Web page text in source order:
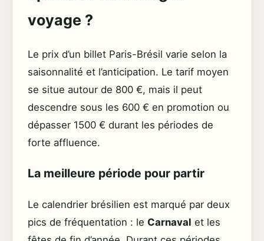
voyage ?
Le prix d’un billet Paris-Brésil varie selon la
saisonnalité et l’anticipation. Le tarif moyen
se situe autour de 800 €, mais il peut
descendre sous les 600 € en promotion ou
dépasser 1500 € durant les périodes de
forte affluence.
La meilleure période pour partir
Le calendrier brésilien est marqué par deux
pics de fréquentation : le Carnaval et les